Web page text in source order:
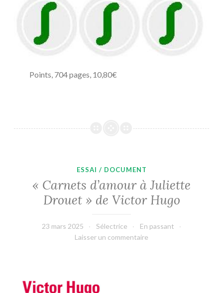
Points, 704 pages, 10,80€
ESSAI / DOCUMENT
« Carnets d’amour à Juliette
Drouet » de Victor Hugo
23 mars 2025 Sélectrice
En passant
Laisser un commentaire